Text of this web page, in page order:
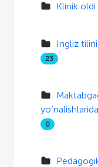
Klinik oldi
Ingliz
23
0